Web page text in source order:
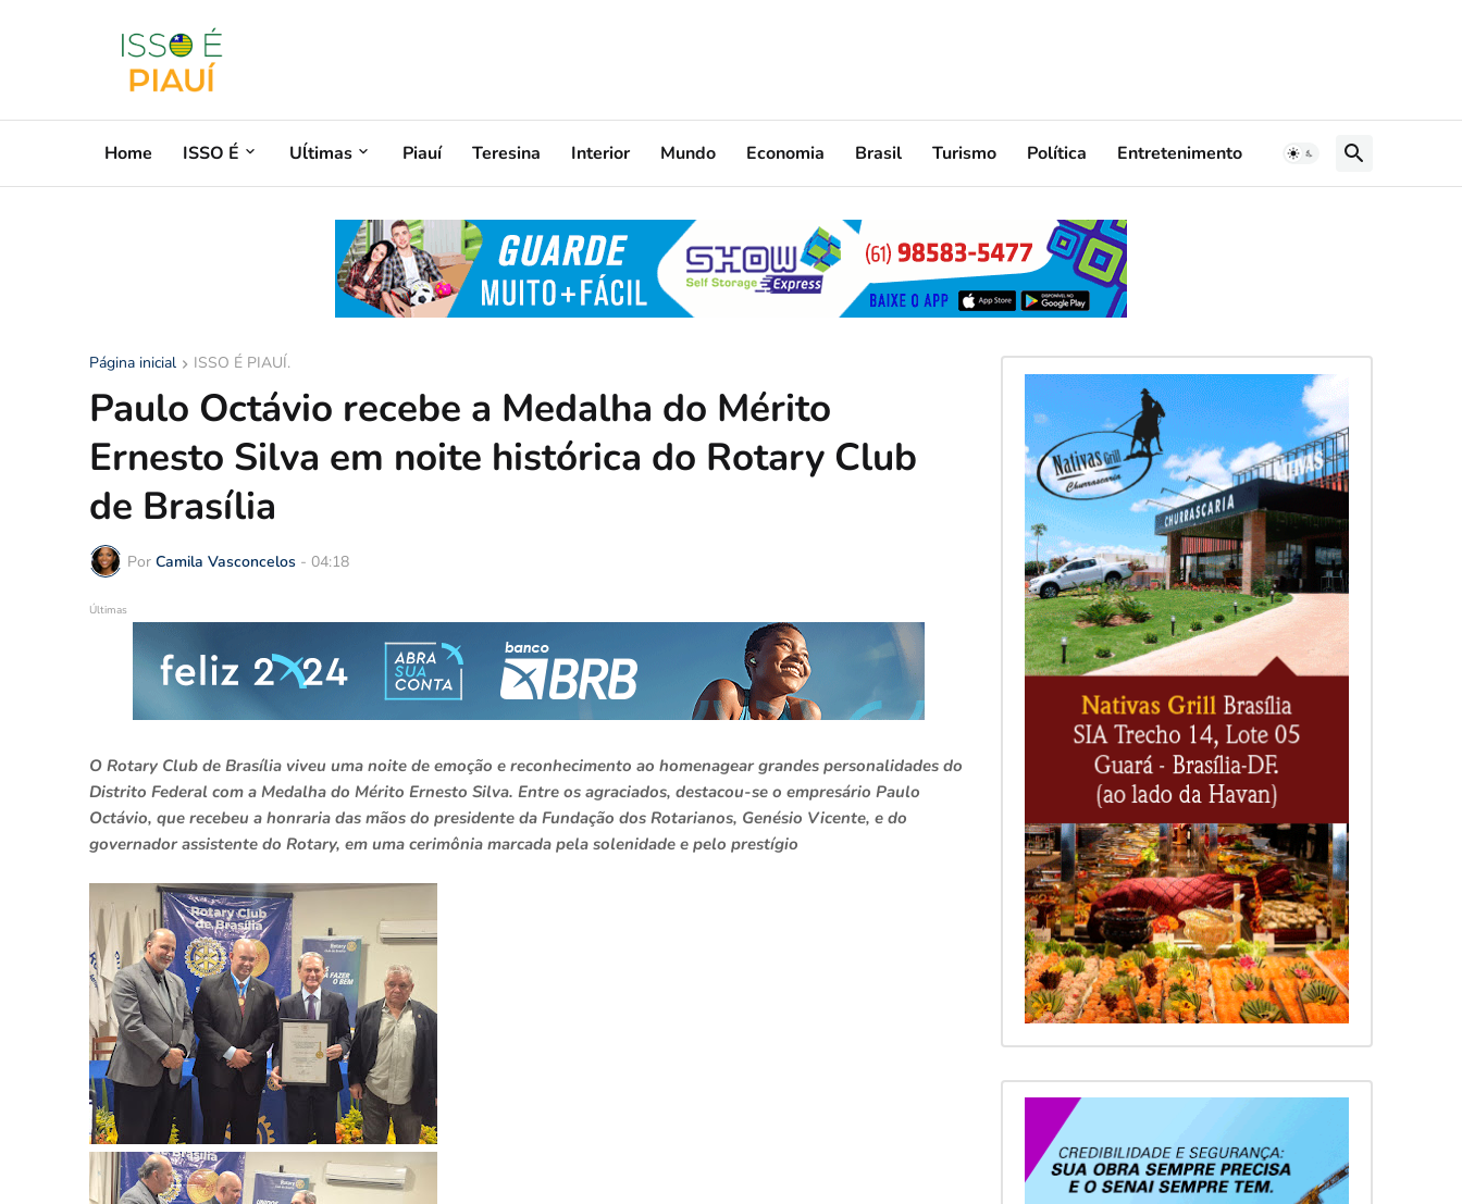
Home ISSO É Uĺtimas Piauí Teresina Interior Mundo Economia Brasil Turismo Política Entretenimento
Página inicial ISSO É PIAUÍ.
Paulo Octávio recebe a Medalha do Mérito
Ernesto Silva em noite histórica do Rotary Club
de Brasília
Por Camila Vasconcelos - 04:18
Últimas
O Rotary Club de Brasília viveu uma noite de emoção e reconhecimento ao homenagear grandes personalidades do
Distrito Federal com a Medalha do Mérito Ernesto Silva. Entre os agraciados, destacou-se o empresário Paulo
Octávio, que recebeu a honraria das mãos do presidente da Fundação dos Rotarianos, Genésio Vicente, e do
governador assistente do Rotary, em uma cerimônia marcada pela solenidade e pelo prestígio